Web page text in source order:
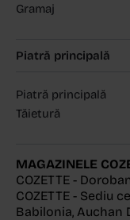
Gramaj
Piatră principală
Piatră principală
Tăietură
MAGAZINELE
COZETTE -
COZETTE - Sediu
Babilonia, Auchan